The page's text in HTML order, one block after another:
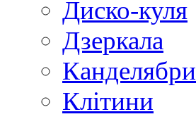
Диско-куля
Дзеркала
Канделябри
Клiтини